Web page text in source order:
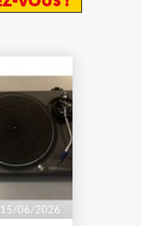
15/06/2026